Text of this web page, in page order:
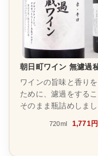
朝日町ワイン 無濾過
ワインの旨味と香り
ために、濾過をするこ
そのまま瓶詰めしまし
720ml 1,771円